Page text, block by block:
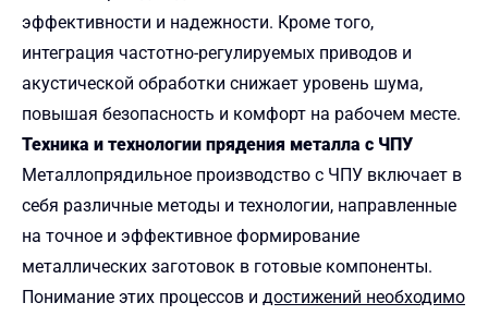
эффективности и надежности. Кроме того,
интеграция частотно-регулируемых приводов и
акустической обработки снижает уровень шума,
повышая безопасность и комфорт на рабочем месте.
Техника и технологии прядения металла с ЧПУ
Металлопрядильное производство с ЧПУ включает в
себя различные методы и технологии, направленные
на точное и эффективное формирование
металлических заготовок в готовые компоненты.
Понимание этих процессов и достижений необходимо